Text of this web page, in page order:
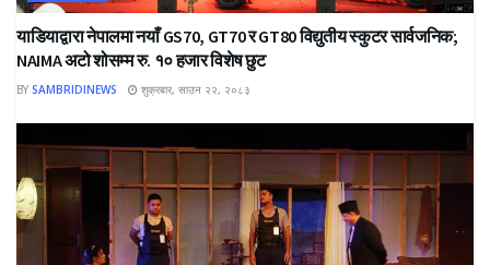
याडियाद्वारा नेपालमा नयाँ GS70, GT70 र GT80 विद्युतीय स्कुटर सार्वजनिक;
NAIMA अटो शोसम्म रु. १० हजार विशेष छुट
BY SAMBRIDINEWS शुक्रबार, साउन २२, २०८३